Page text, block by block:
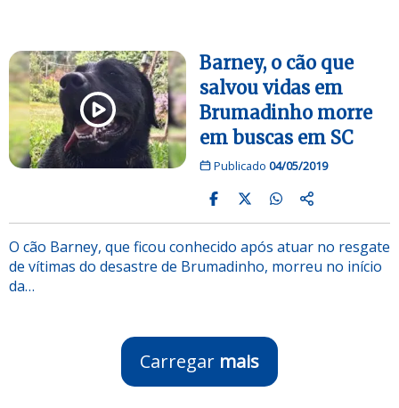
Barney, o cão que
salvou vidas em
Brumadinho morre
em buscas em SC
Publicado 04/05/2019
O cão Barney, que ficou conhecido após atuar no resgate
de vítimas do desastre de Brumadinho, morreu no início
da…
Carregar mais